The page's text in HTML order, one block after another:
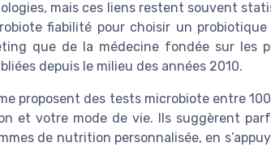
mais ces liens restent souvent
fiabilité pour choisir un probiotique
que de la médecine fondée sur les
depuis le milieu des années 2010.
proposent des tests microbiote entre
et votre mode de vie. Ils suggèrent
de nutrition personnalisée, en